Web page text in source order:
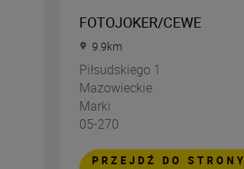
FOTOJOKER/CEWE
9.9km
Piłsudskiego 1
Mazowieckie
Marki
05-270
PRZEJDŹ DO STRONY